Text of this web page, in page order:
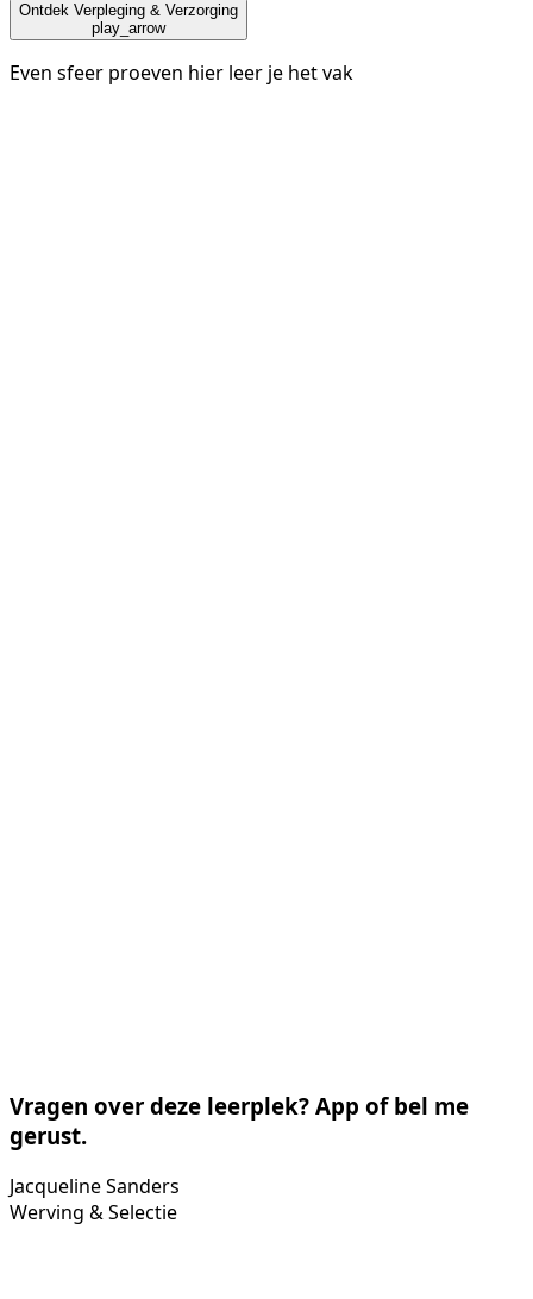
Ontdek Verpleging & Verzorging
play_arrow
Even sfeer proeven hier leer je het vak
Vragen over deze leerplek? App of bel me
gerust.
Jacqueline Sanders
Werving & Selectie